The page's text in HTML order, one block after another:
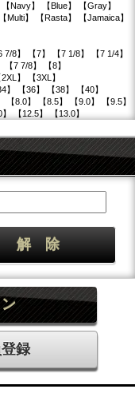
Navy】 【Blue】 【Gray】
Multi】 【Rasta】 【Jamaica】
8】 【7】 【7 1/8】 【7 1/4】
7 7/8】 【8】
】 【3XL】
】 【36】 【38】 【40】
【8.0】 【8.5】 【9.0】 【9.5】
【12.5】 【13.0】
録